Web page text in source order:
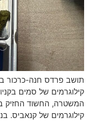
קילוגרמים של סמים
קילוגרמים של קנאביס.